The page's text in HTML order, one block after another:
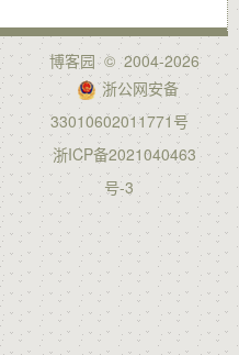
博客园© 2004-2026
浙公网安备
33010602011771号
浙ICP备2021040463
号-3